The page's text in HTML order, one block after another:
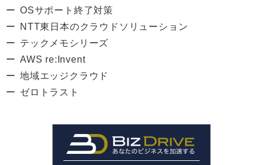
OSサポート終了対策
NTT東日本のクラウドソリューション
テックメモシリーズ
AWS re:Invent
地域エッジクラウド
ゼロトラスト